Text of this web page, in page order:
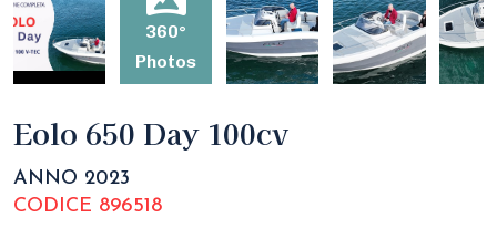
360°
Photos
Eolo 650 Day 100cv
ANNO 2023
CODICE 896518